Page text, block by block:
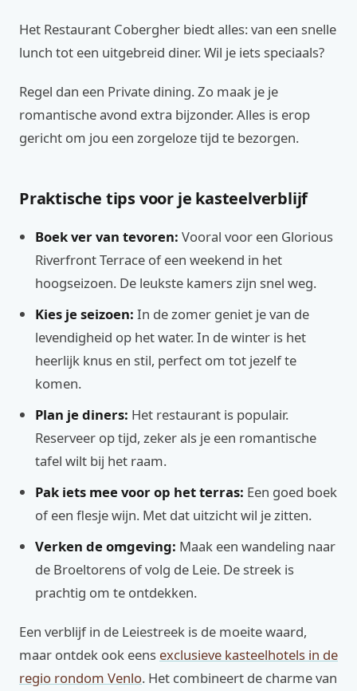
Het Restaurant Cobergher biedt alles: van een snelle
lunch tot een uitgebreid diner. Wil je iets speciaals?
Regel dan een Private dining. Zo maak je je
romantische avond extra bijzonder. Alles is erop
gericht om jou een zorgeloze tijd te bezorgen.
Praktische tips voor je kasteelverblijf
Boek ver van tevoren: Vooral voor een Glorious
Riverfront Terrace of een weekend in het
hoogseizoen. De leukste kamers zijn snel weg.
Kies je seizoen: In de zomer geniet je van de
levendigheid op het water. In de winter is het
heerlijk knus en stil, perfect om tot jezelf te
komen.
Plan je diners: Het restaurant is populair.
Reserveer op tijd, zeker als je een romantische
tafel wilt bij het raam.
Pak iets mee voor op het terras: Een goed boek
of een flesje wijn. Met dat uitzicht wil je zitten.
Verken de omgeving: Maak een wandeling naar
de Broeltorens of volg de Leie. De streek is
prachtig om te ontdekken.
Een verblijf in de Leiestreek is de moeite waard,
maar ontdek ook eens exclusieve kasteelhotels in de
regio rondom Venlo. Het combineert de charme van